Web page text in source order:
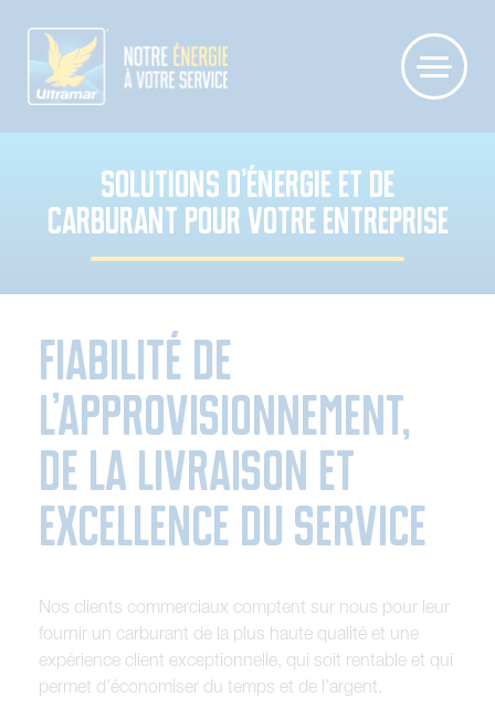
SOLUTIONS D’ÉNERGIE ET DE
CARBURANT POUR VOTRE ENTREPRISE
Fiabilité de
l’approvisionnement,
de la livraison et
excellence du service
Nos clients commerciaux comptent sur nous pour leur
fournir un carburant de la plus haute qualité et une
expérience client exceptionnelle, qui soit rentable et qui
permet d’économiser du temps et de l’argent.